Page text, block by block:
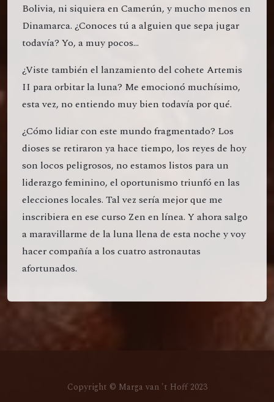
Bolivia, ni siquiera en Camerún, y mucho menos en
Dinamarca. ¿Conoces tú a alguien que sepa jugar
todavía? Yo, a muy pocos...
¿Viste también el lanzamiento del cohete Artemis
II para orbitar la luna? Me emocionó muchísimo,
esta vez, no entiendo muy bien todavía por qué.
¿Cómo lidiar con este mundo fragmentado? Los
dioses se retiraron ya hace tiempo, los reyes de hoy
son locos peligrosos, no estamos listos para un
liderazgo feminino, el oportunismo triunfó en las
elecciones locales. Tal vez sería mejor que me
inscribiera en ese curso Zen en línea. Y ahora salgo
a maravillarme de la luna llena de esta noche y voy
hacer compañía a los cuatro astronautas
afortunados.
Copyright © Marga van 't Hoff 2023